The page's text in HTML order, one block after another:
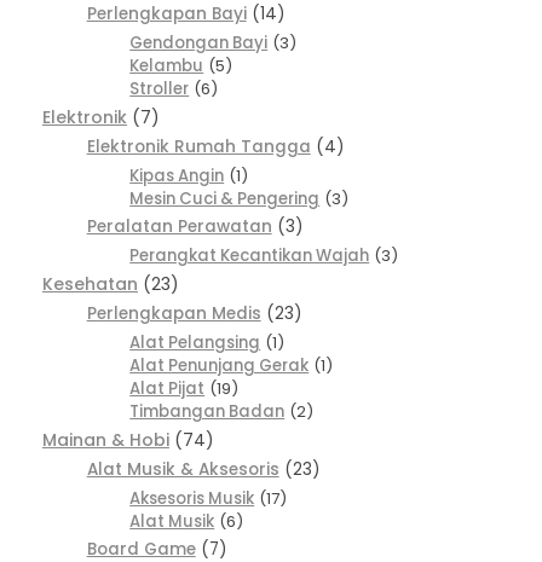
Perlengkapan Bayi 14
Gendongan Bayi 3
Kelambu 5
Stroller 6
Elektronik 7
Elektronik Rumah Tangga
4
Kipas Angin 1
Mesin Cuci & Pengering 3
Peralatan Perawatan
3
Perangkat Kecantikan Wajah 3
Kesehatan 23
Perlengkapan Medis
23
Alat Pelangsing 1
Alat Penunjang Gerak 1
Alat Pijat 19
Timbangan Badan 2
Mainan & Hobi 74
Alat Musik & Aksesoris
23
Aksesoris Musik 17
Alat Musik 6
Board Game
7